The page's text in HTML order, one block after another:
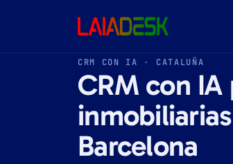
CRM CON IA · CATALUÑA
CRM con IA
Barcelona